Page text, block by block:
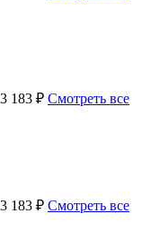
183 ₽ Смотреть все
183 ₽ Смотреть все